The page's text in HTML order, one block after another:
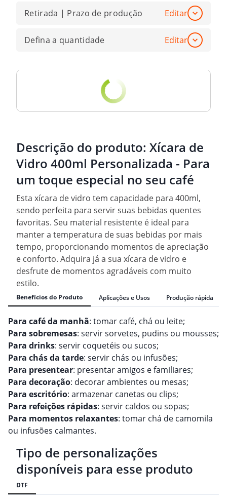
Retirada | Prazo de produção Editar
Defina a quantidade Editar
Descrição do produto: Xícara de
Vidro 400ml Personalizada - Para
um toque especial no seu café
Esta xícara de vidro tem capacidade para 400ml,
sendo perfeita para servir suas bebidas quentes
favoritas. Seu material resistente é ideal para
manter a temperatura de suas bebidas por mais
tempo, proporcionando momentos de apreciação
e conforto. Adquira já a sua xícara de vidro e
desfrute de momentos agradáveis com muito
estilo.
Benefícios do Produto Aplicações e Usos Produção rápida
Para café da manhã: tomar café, chá ou leite;
Para sobremesas: servir sorvetes, pudins ou mousses;
Para drinks: servir coquetéis ou sucos;
Para chás da tarde: servir chás ou infusões;
Para presentear: presentar amigos e familiares;
Para decoração: decorar ambientes ou mesas;
Para escritório: armazenar canetas ou clips;
Para refeições rápidas: servir caldos ou sopas;
Para momentos relaxantes: tomar chá de camomila
ou infusões calmantes.
Tipo de personalizações
disponíveis para esse produto
DTF